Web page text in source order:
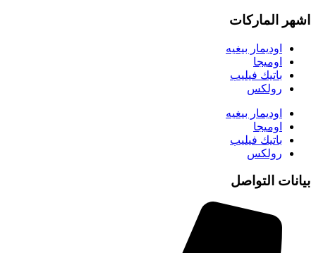
اشهر الماركات
اوديمار بيغيه
اوميجا
باتيك فيليب
رولكس
اوديمار بيغيه
اوميجا
باتيك فيليب
رولكس
بيانات التواصل